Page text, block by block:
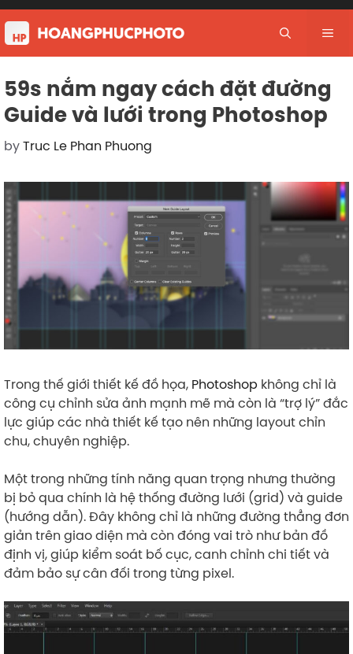
Skip
to
content
59s nắm ngay cách đặt đường
Guide và lưới trong Photoshop
byTruc Le Phan Phuong
Trong thế giới thiết kế đồ họa, Photoshop không chỉ là
công cụ chỉnh sửa ảnh mạnh mẽ mà còn là “trợ lý” đắc
lực giúp các nhà thiết kế tạo nên những layout chỉn
chu, chuyên nghiệp.
Một trong những tính năng quan trọng nhưng thường
bị bỏ qua chính là hệ thống đường lưới (grid) và guide
(hướng dẫn). Đây không chỉ là những đường thẳng đơn
giản trên giao diện mà còn đóng vai trò như bản đồ
định vị, giúp kiểm soát bố cục, canh chỉnh chi tiết và
đảm bảo sự cân đối trong từng pixel.